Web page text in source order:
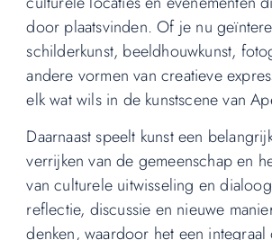
door plaatsvinden. Of je nu
schilderkunst, beeldhouwkunst,
andere vormen van creatieve
elk wat wils in de kunstscene van
Daarnaast speelt kunst een
verrijken van de gemeenschap en
van culturele uitwisseling en
reflectie, discussie en nieuwe
denken, waardoor het een